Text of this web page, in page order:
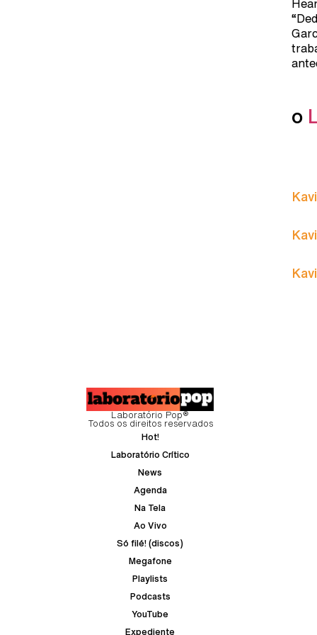
o
Laboratório Pop®
Todos os direitos reservados
Hot!
Laboratório Crítico
News
Agenda
Na Tela
Ao Vivo
Só filé! (discos)
Megafone
Playlists
Podcasts
YouTube
Expediente